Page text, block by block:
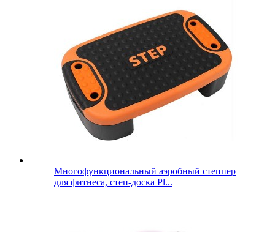
Многофункциональный аэробный степпер
для фитнеса, степ-доска Pl...